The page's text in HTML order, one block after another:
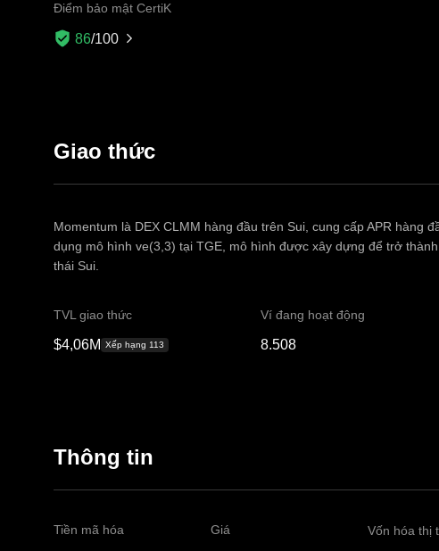
Điểm bảo mật CertiK
86/100
Giao thức
Momentum là DEX CLMM hàng đầu trên Sui, cung cấp APR hàng
dụng mô hình ve(3,3) tại TGE, mô hình được xây dựng để trở
thái Sui.
TVL giao thức
$4,06M Xếp hạng 113
Ví đang hoạt động
8.508
Thông tin
Tiền mã hóa Giá Vốn hóa thị